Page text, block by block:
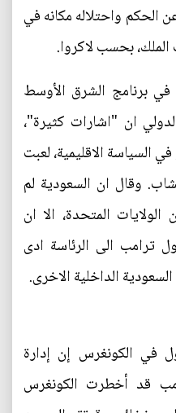
واحتلاله مكانه في
بحسب لاكروا.
برنامج الشرق الأوسط
ان "اشارات كثيرة"،
السياسة الاقليمية، لعبت
وقال ان السعودية لم
المتحدة، الا ان
ترامب الى الرئاسة ادى
الداخلية الاخرى.
الكونغرس إن إدارة
قد أخطرت الكونغرس